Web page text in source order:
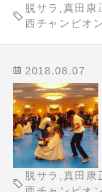
脱サラ,真田康
西チャンピオ
2018.08.07
脱サラ,真田康